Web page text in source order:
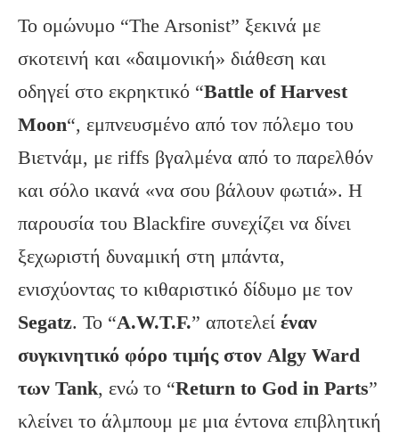
Το ομώνυμο “The Arsonist” ξεκινά με
σκοτεινή και «δαιμονική» διάθεση και
οδηγεί στο εκρηκτικό “Battle of Harvest
Moon“, εμπνευσμένο από τον πόλεμο του
Βιετνάμ, με riffs βγαλμένα από το παρελθόν
και σόλο ικανά «να σου βάλουν φωτιά». Η
παρουσία του Blackfire συνεχίζει να δίνει
ξεχωριστή δυναμική στη μπάντα,
ενισχύοντας το κιθαριστικό δίδυμο με τον
Segatz. Το “A.W.T.F.” αποτελεί έναν
συγκινητικό φόρο τιμής στον Algy Ward
των Tank, ενώ το “Return to God in Parts”
κλείνει το άλμπουμ με μια έντονα επιβλητική